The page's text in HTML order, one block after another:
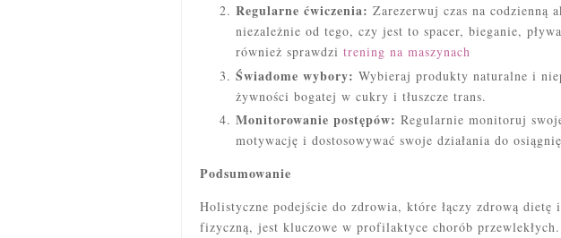
Regularne ćwiczenia: Zarezerwuj czas na codzienną
niezależnie od tego, czy jest to spacer, bieganie,
również sprawdzi trening na maszynach
Świadome wybory: Wybieraj produkty naturalne i
żywności bogatej w cukry i tłuszcze trans.
Monitorowanie postępów: Regularnie monitoruj
motywację i dostosowywać swoje działania do
Podsumowanie
Holistyczne podejście do zdrowia, które łączy zdrową dietę
fizyczną, jest kluczowe w profilaktyce chorób